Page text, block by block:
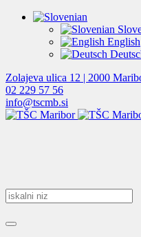
English
Zolajeva ulica 12 | 2000
02 229 57 56
info@tscmb.si